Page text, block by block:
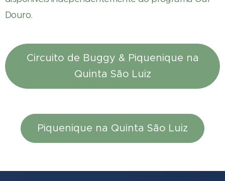
Douro.
Circuito de Buggy & Piquenique na
Quinta São Luiz
Piquenique na Quinta São Luiz